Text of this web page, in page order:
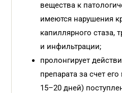
вещества к
имеются нарушения
капиллярного стаза,
и инфильтрации;
пролонгирует
препарата за счет
15–20 дней)